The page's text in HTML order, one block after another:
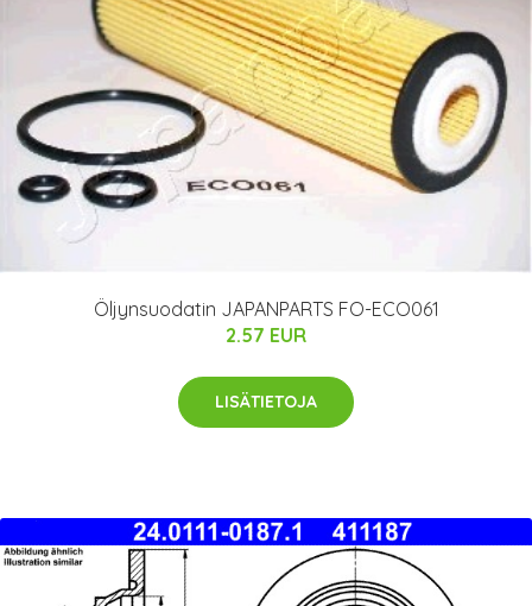
Öljynsuodatin JAPANPARTS FO-ECO061
2.57 EUR
LISÄTIETOJA